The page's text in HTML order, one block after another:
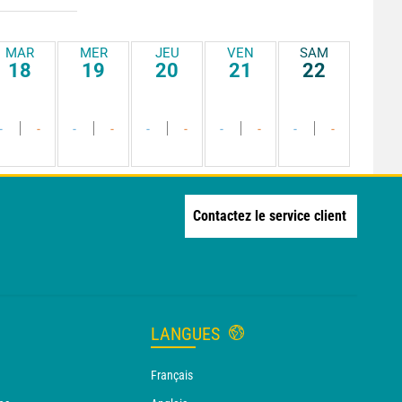
MAR
18
-
MER
19
- -
JEU
20
- -
VEN
21
- -
SAM
22
- -
Contactez le service client
LANGUES
Français